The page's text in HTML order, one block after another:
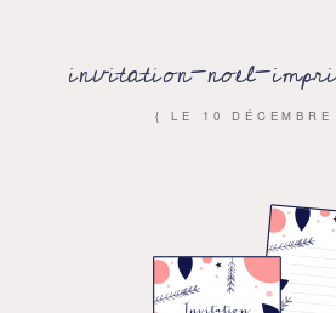
invitation-noel-
{ LE 10